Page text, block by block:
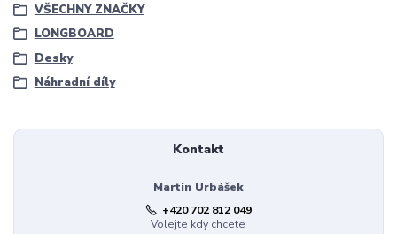
VŠECHNY ZNAČKY
LONGBOARD
Desky
Náhradní díly
Kontakt
Martin Urbášek
+420 702 812 049
Volejte kdy chcete